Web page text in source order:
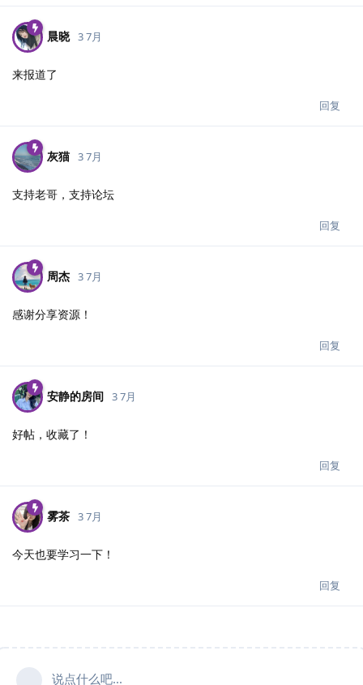
晨晓 3 7月
来报道了
回复
灰猫 3 7月
支持老哥，支持论坛
回复
周杰 3 7月
感谢分享资源！
回复
安静的房间 3 7月
好帖，收藏了！
回复
雾茶 3 7月
今天也要学习一下！
回复
说点什么吧...